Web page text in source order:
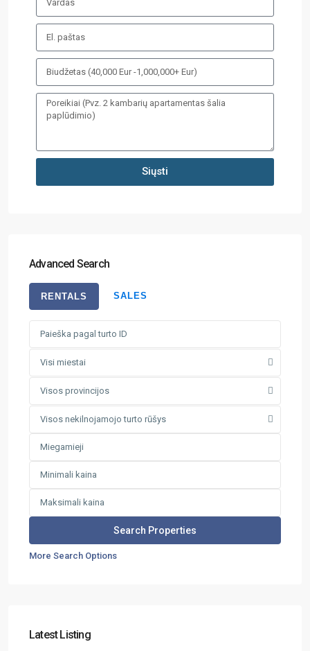
Siųsti
Advanced Search
RENTALS SALES
Visi miestai
Visos provincijos
Visos nekilnojamojo turto rūšys
More Search Options
Latest Listing